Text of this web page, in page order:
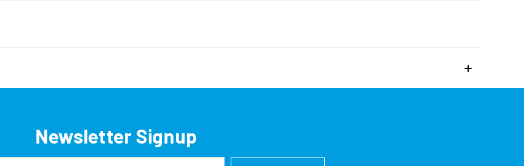
Newsletter Signup